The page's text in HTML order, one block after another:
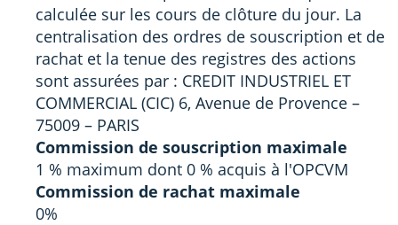
calculée sur les cours de clôture du jour. La
centralisation des ordres de souscription et de
rachat et la tenue des registres des actions
sont assurées par : CREDIT INDUSTRIEL ET
COMMERCIAL (CIC) 6, Avenue de Provence –
75009 – PARIS
Commission de souscription maximale
1 % maximum dont 0 % acquis à l'OPCVM
Commission de rachat maximale
0%